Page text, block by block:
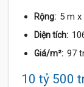
Rộng: 5 m x
Diện tích:
Giá/m²: 97
10 tỷ 500